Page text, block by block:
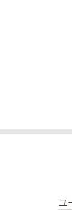
ユ